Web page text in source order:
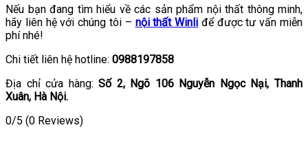
Nếu bạn đang tìm hiểu về các sản phẩm nội thất thông minh,
hãy liên hệ với chúng tôi – nội thất Winli để được tư vấn miễn
phí nhé!
Chi tiết liên hệ hotline: 0988197858
Địa chỉ cửa hàng:Số 2, Ngõ 106 Nguyễn Ngọc Nại, Thanh
Xuân, Hà Nội.
0/5 (0 Reviews)